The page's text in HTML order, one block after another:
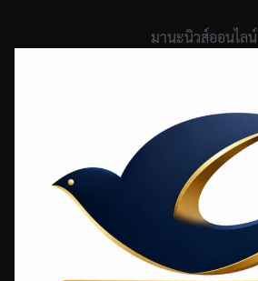
มานะนิวส์ออนไลน์